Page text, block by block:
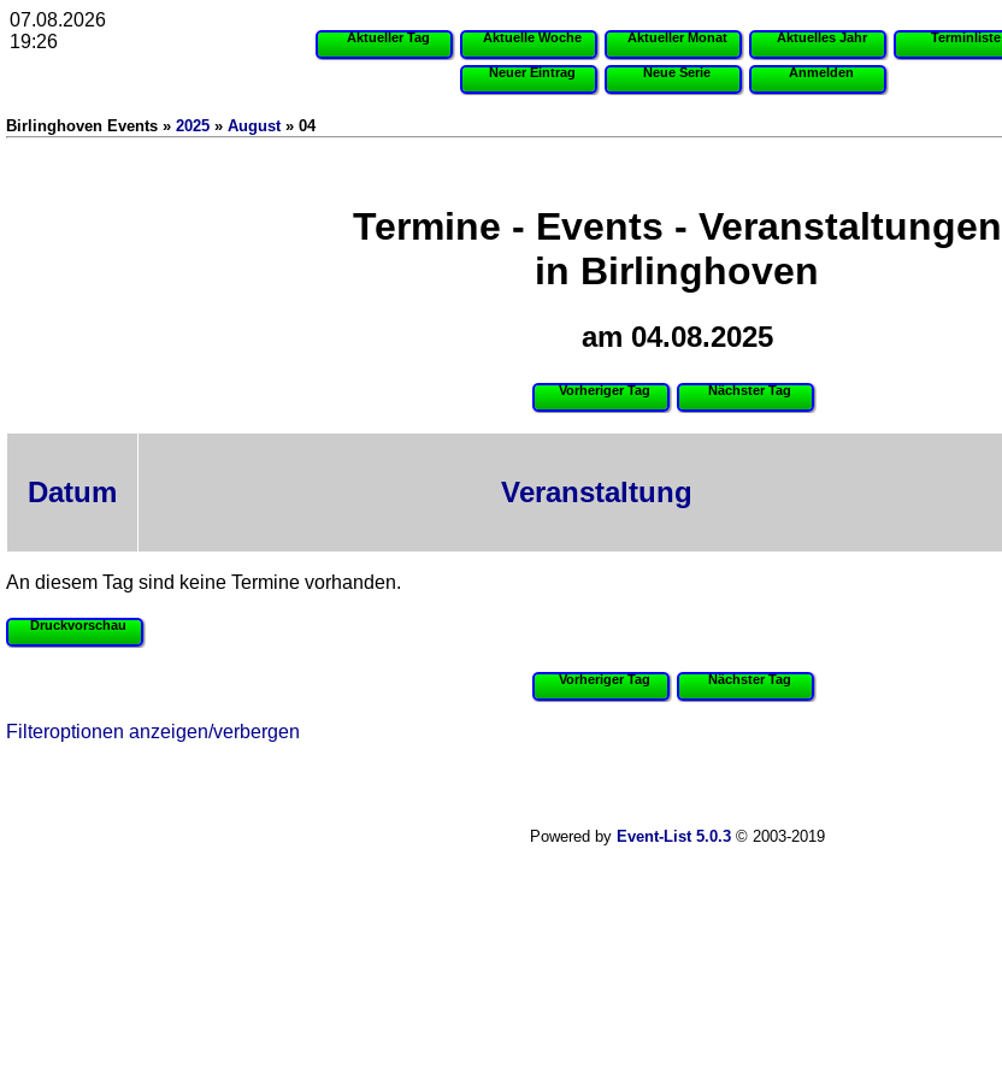
Aktueller Tag Aktuelle Woche Aktueller Monat Aktuelles Jahr Terminliste
Neuer Eintrag Neue Serie Anmelden
Birlinghoven Events » 2025 » August» 04
Termine - Events - Veranstaltungen
in Birlinghoven
am 04.08.2025
Vorheriger Tag Nächster Tag
Datum Veranstaltung
An diesem Tag sind keine Termine vorhanden.
Druckvorschau
Vorheriger Tag Nächster Tag
Filteroptionen anzeigen/verbergen
Powered by Event-List 5.0.3© 2003-2019
07.08.2026
19:26